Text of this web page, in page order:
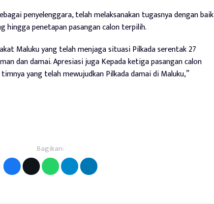
penyelenggara, telah melaksanakan tugasnya dengan baik
hingga penetapan pasangan calon terpilih.
Maluku yang telah menjaga situasi Pilkada serentak 27
dan damai. Apresiasi juga Kepada ketiga pasangan calon
yang telah mewujudkan Pilkada damai di Maluku,”
Bagikan: